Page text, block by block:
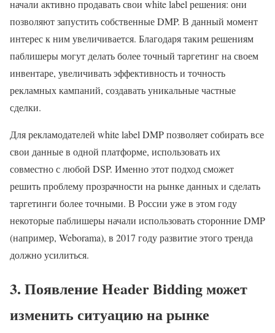
начали активно продавать свои white label решения: они
позволяют запустить собственные DMP. В данный момент
интерес к ним увеличивается. Благодаря таким решениям
паблишеры могут делать более точный таргетинг на своем
инвентаре, увеличивать эффективность и точность
рекламных кампаний, создавать уникальные частные
сделки.
Для рекламодателей white label DMP позволяет собирать все
свои данные в одной платформе, использовать их
совместно с любой DSP. Именно этот подход сможет
решить проблему прозрачности на рынке данных и сделать
таргетинги более точными. В России уже в этом году
некоторые паблишеры начали использовать сторонние DMP
(например, Weborama), в 2017 году развитие этого тренда
должно усилиться.
3. Появление Header Bidding может
изменить ситуацию на рынке